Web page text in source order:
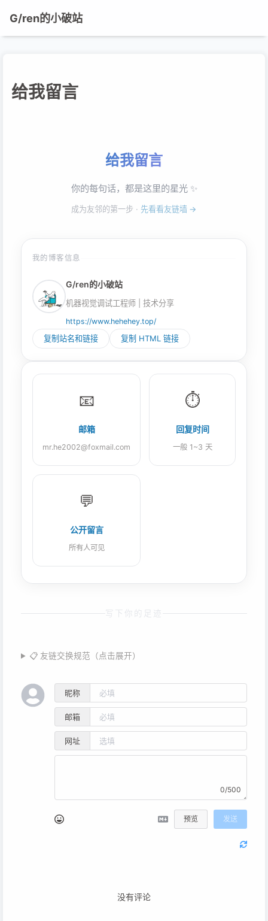
G/ren的小破站
给我留言
给我留言
你的每句话，都是这里的星光 ✨
成为友邻的第一步 · 先看看友链墙 →
我的博客信息
G/ren的小破站
机器视觉调试工程师 | 技术分享
https://www.hehehey.top/
复制站名和链接 复制 HTML 链接
📧
邮箱
mr.he2002@foxmail.com
⏱️
回复时间
一般 1~3 天
💬
公开留言
所有人可见
写下你的足迹
📋 友链交换规范（点击展开）
昵称
邮箱
网址
0/500
预览 发送
没有评论